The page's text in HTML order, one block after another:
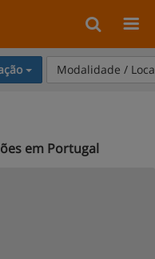
Modalidade /
em Portugal